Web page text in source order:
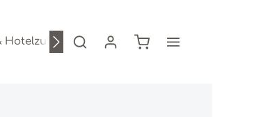
Hotelzubehör Freizeitartikel
Warenkorb enthält